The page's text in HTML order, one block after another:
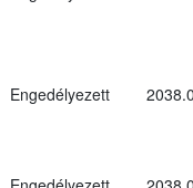
Engedélyezett